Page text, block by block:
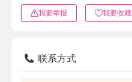
我要举报 我要收藏
联系方式